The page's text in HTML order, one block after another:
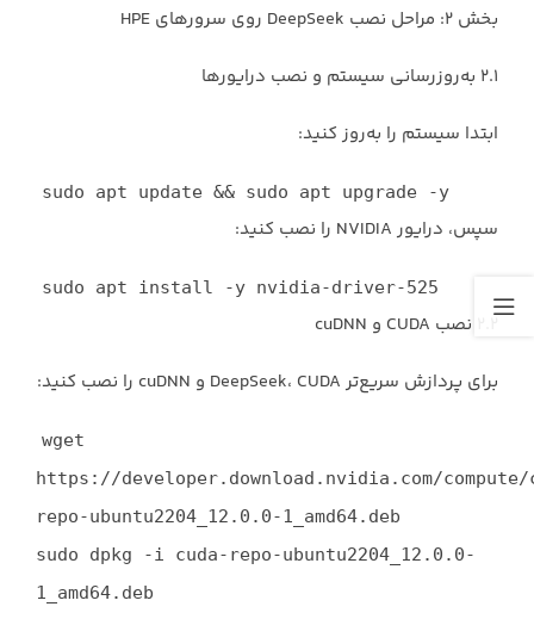
بخش ۲: مراحل نصب DeepSeek روی سرورهای HPE
۲.۱ به‌روزرسانی سیستم و نصب درایورها
ابتدا سیستم را به‌روز کنید:
sudo apt update && sudo apt upgrade -y
سپس، درایور NVIDIA را نصب کنید:
sudo apt install -y nvidia-driver-525
برای پردازش سریع‌تر DeepSeek، CUDA و cuDNN را نصب کنید:
wget
https://developer.download.nvidia.com/compute/
repo-ubuntu2204_12.0.0-1_amd64.deb
sudo dpkg -i cuda-repo-ubuntu2204_12.0.0-
1_amd64.deb